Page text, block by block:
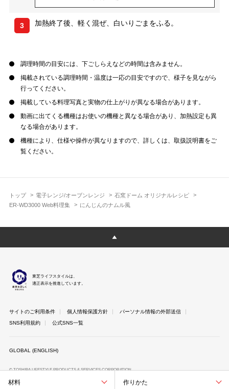
材料 作りかた
トップ 電子レンジ/オーブンレンジ
石窯ドーム オリジナルレシピ
ER-WD3000 Web料理集
にんじんのナムル風
3 加熱終了後、軽く混ぜ、白いりごまをふる。
調理時間の目安には、下ごしらえなどの時間は含みません。
掲載されている調理時間・温度は一応の目安ですので、様子を見ながら
行ってください。
掲載している料理写真と実物の仕上がりが異なる場合があります。
動画に出てくる機種はお使いの機種と異なる場合があり、加熱設定も異
なる場合があります。
機種により、仕様や操作が異なりますので、詳しくは、取扱説明書をご
覧ください。
東芝ライフスタイルは、
適正表示を推進しています。
サイトのご利用条件 個人情報保護方針
パーソナル情報の外部送信
SNS利用規約
公式SNS一覧
GLOBAL (ENGLISH)
© TOSHIBA LIFESTYLE PRODUCTS & SERVICES CORPORATION